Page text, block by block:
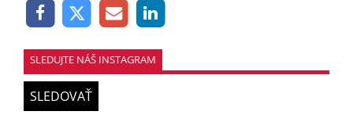
SLEDUJTE NÁŠ INSTAGRAM
SLEDOVAŤ